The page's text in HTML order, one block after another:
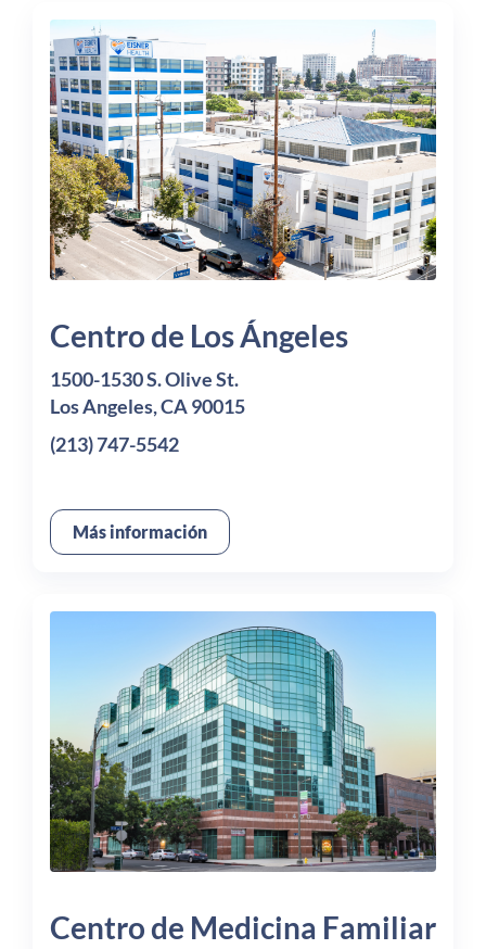
Centro de Los Ángeles
1500-1530 S. Olive St.
Los Angeles, CA 90015
(213) 747-5542
Más información
Centro de Medicina Familiar